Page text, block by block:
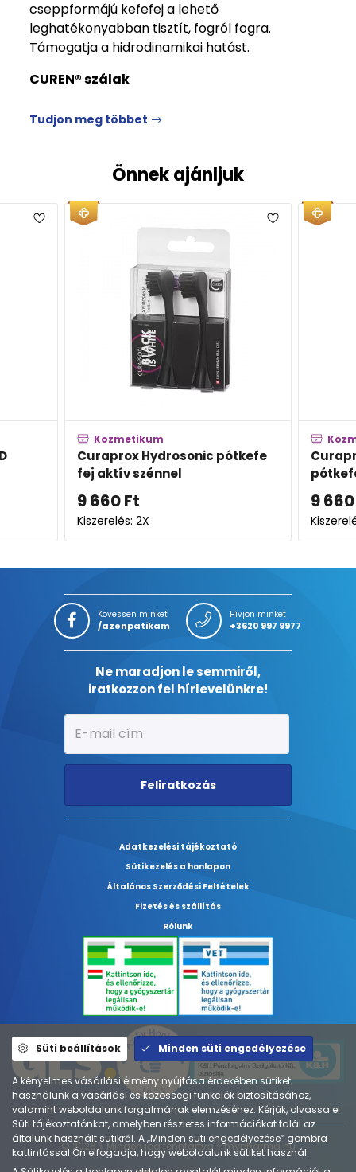
cseppformájú kefefej a lehető
leghatékonyabban tisztít, fogról fogra.
Támogatja a hidrodinamikai hatást.
CUREN® szálak
Tudjon meg többet
Önnek ajánljuk
Kozmetikum
Curaprox Hydrosonic pótkefe
fej aktív szénnel
9 660Ft
Kiszerelés: 2X
9 660
Kövessen minket
/azenpatikam
Hívjon minket
+3620 997 9977
Ne maradjon le semmiről,
iratkozzon fel hírlevelünkre!
Feliratkozás
Adatkezelési tájékoztató
Sütikezelés a honlapon
Általános Szerződési Feltételek
Fizetés és szállítás
Rólunk
© 2026 ⚕︎ Minden jog fenntartva ⚕︎ mypharma.hu
Süti beállítások Minden süti engedélyezése
A kényelmes vásárlási élmény nyújtása érdekében sütiket
használunk a vásárlási és közösségi funkciók biztosításához,
valamint weboldalunk forgalmának elemzéséhez. Kérjük, olvassa el
Süti tájékoztatónkat, amelyben részletes információkat talál az
általunk használt sütikről. A „Minden süti engedélyezése” gombra
kattintással Ön elfogadja, hogy weboldalunk sütiket használ.